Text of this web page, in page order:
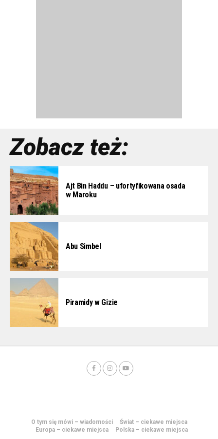
Zobacz też:
Ajt Bin Haddu – ufortyfikowana osada
w Maroku
Abu Simbel
Piramidy w Gizie
O tym się mówi – wiadomości
Świat – ciekawe miejsca
Europa – ciekawe miejsca
Polska – ciekawe miejsca